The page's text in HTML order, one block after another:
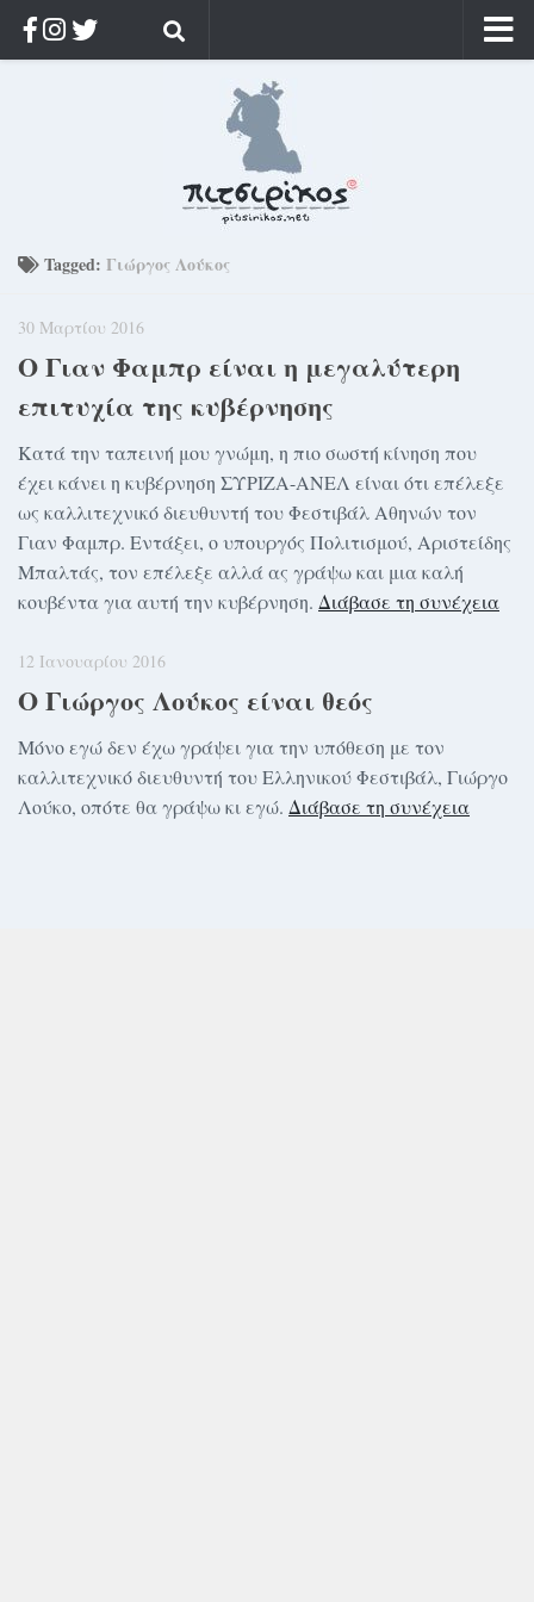
Ρίζα & Διάρκεια
Διαφήμιση
Γίνετε συνδρομητής
Μόνο για συνδρομητές
Log in
Tagged: Γιώργος Λούκος
30 Μαρτίου 2016
Ο Γιαν Φαμπρ είναι η μεγαλύτερη
επιτυχία της κυβέρνησης
Κατά την ταπεινή μου γνώμη, η πιο σωστή κίνηση που
έχει κάνει η κυβέρνηση ΣΥΡΙΖΑ-ΑΝΕΛ είναι ότι επέλεξε
ως καλλιτεχνικό διευθυντή του Φεστιβάλ Αθηνών τον
Γιαν Φαμπρ. Εντάξει, ο υπουργός Πολιτισμού, Αριστείδης
Μπαλτάς, τον επέλεξε αλλά ας γράψω και μια καλή
κουβέντα για αυτή την κυβέρνηση. Διάβασε τη συνέχεια
12 Ιανουαρίου 2016
Ο Γιώργος Λούκος είναι θεός
Μόνο εγώ δεν έχω γράψει για την υπόθεση με τον
καλλιτεχνικό διευθυντή του Ελληνικού Φεστιβάλ, Γιώργο
Λούκο, οπότε θα γράψω κι εγώ. Διάβασε τη συνέχεια